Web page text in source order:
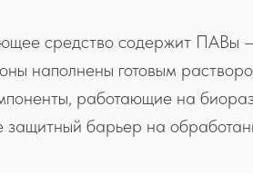
средство содержит ПАВы —
наполнены готовым
работающие на
барьер на